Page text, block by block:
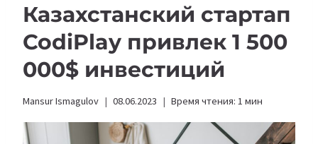
Казахстанский стартап
CodiPlay привлек 1 500
000$ инвестиций
Mansur Ismagulov 08.06.2023 Время чтения: 1 мин